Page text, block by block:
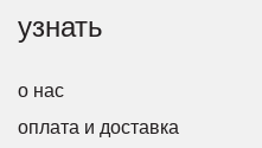
узнать
о нас
оплата и доставка